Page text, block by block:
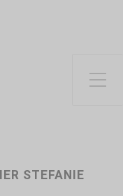
Toggle Side Menu
STEFANIE